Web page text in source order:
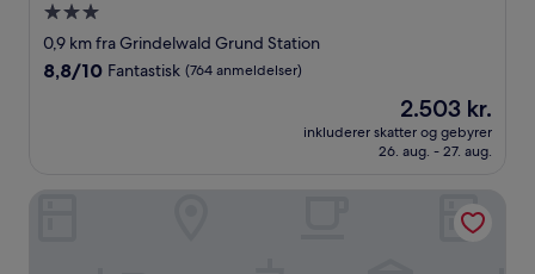
3.0-
stjernet
overnatningssted
0,9 km fra Grindelwald Grund Station
8.8
anmeldelser)
8,8/10 Fantastisk (764 anmeldelser)
Prisen
er
2.503 kr.
2.503 kr.
inkluderer skatter og gebyrer
26. aug. - 27. aug.